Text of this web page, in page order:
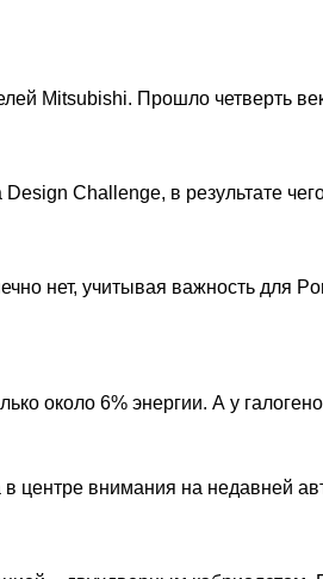
Mitsubishi. Прошло четверть
Challenge, в результате
нет, учитывая важность для
около 6% энергии. А у
внимания на недавней